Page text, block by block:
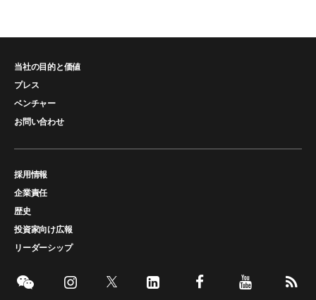
当社の目的と価値
プレス
ベンチャー
お問い合わせ
採用情報
企業責任
歴史
投資家向け広報
リーダーシップ